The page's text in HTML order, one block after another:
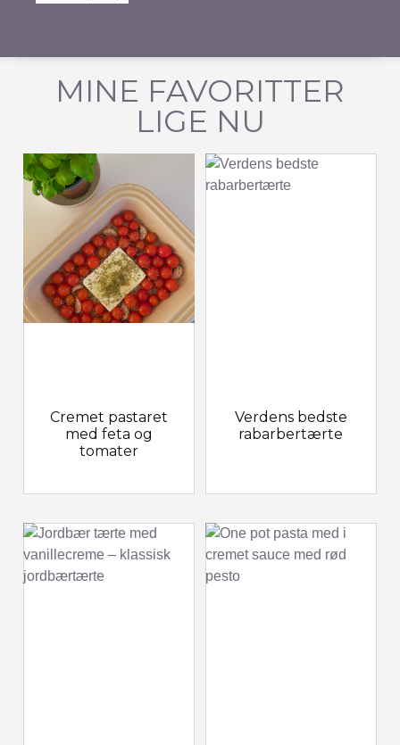
MINE FAVORITTER
LIGE NU
Cremet pastaret
med feta og
tomater
Verdens bedste
rabarbertærte